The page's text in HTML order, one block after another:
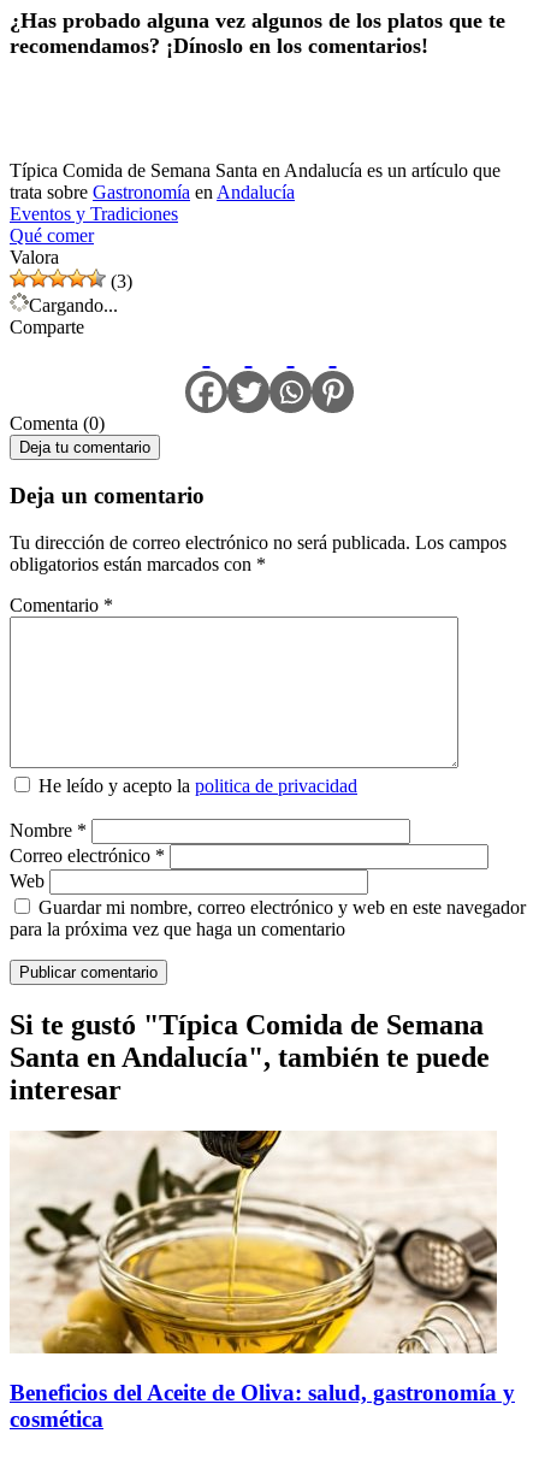
¿Has probado alguna vez algunos de los platos que te
recomendamos? ¡Dínoslo en los comentarios!
Típica Comida de Semana Santa en Andalucía es un artículo que
trata sobre Gastronomía en Andalucía
Eventos y Tradiciones
Qué comer
Valora
(3)
Cargando...
Comparte
Comenta (0)
Deja tu comentario
Deja un comentario
Tu dirección de correo electrónico no será publicada. Los campos
obligatorios están marcados con *
Comentario *
He leído y acepto la politica de privacidad
Nombre *
Correo electrónico *
Web
Guardar mi nombre, correo electrónico y web en este navegador
para la próxima vez que haga un comentario
Si te gustó "Típica Comida de Semana
Santa en Andalucía", también te puede
interesar
Beneficios del Aceite de Oliva: salud, gastronomía y
cosmética